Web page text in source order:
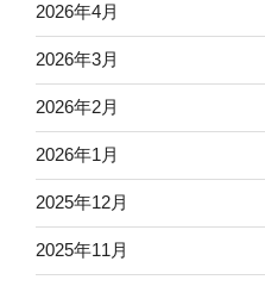
2026年4月
2026年3月
2026年2月
2026年1月
2025年12月
2025年11月